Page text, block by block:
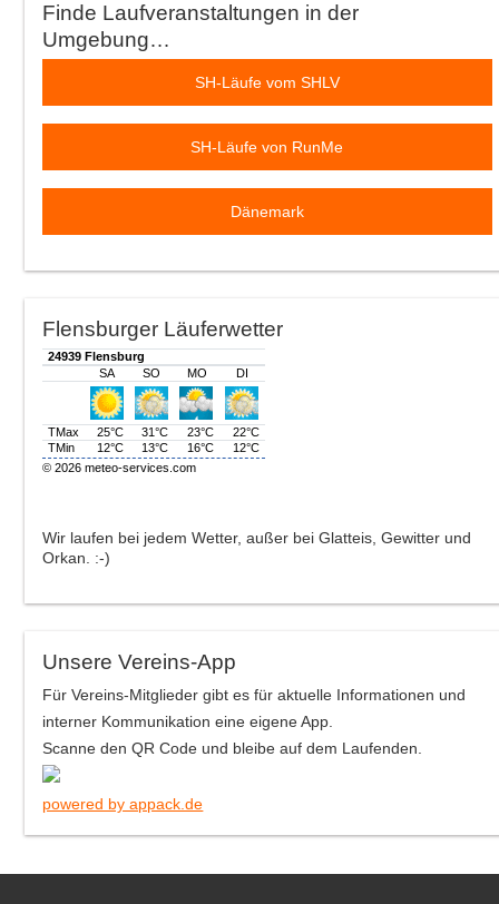
Finde Laufveranstaltungen in der
Umgebung…
SH-Läufe vom SHLV
SH-Läufe von RunMe
Dänemark
Flensburger Läuferwetter
Wir laufen bei jedem Wetter, außer bei Glatteis, Gewitter und
Orkan. :-)
Unsere Vereins-App
Für Vereins-Mitglieder gibt es für aktuelle Informationen und
interner Kommunikation eine eigene App.
Scanne den QR Code und bleibe auf dem Laufenden.
powered by appack.de